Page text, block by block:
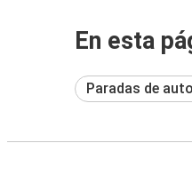
En esta
Paradas de